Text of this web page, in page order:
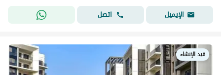
الإيميل
اتصل
قيد الإنشاء